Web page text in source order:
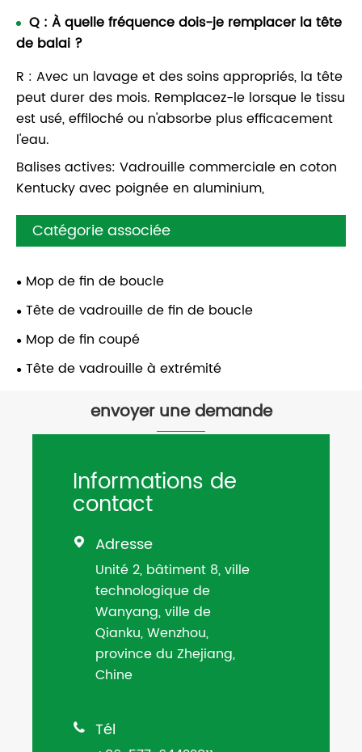
Q : À quelle fréquence dois-je remplacer la tête
de balai ?
R : Avec un lavage et des soins appropriés, la tête
peut durer des mois. Remplacez-le lorsque le tissu
est usé, effiloché ou n'absorbe plus efficacement
l'eau.
Balises actives: Vadrouille commerciale en coton
Kentucky avec poignée en aluminium,
Catégorie associée
Mop de fin de boucle
Tête de vadrouille de fin de boucle
Mop de fin coupé
Tête de vadrouille à extrémité
envoyer une demande
Informations de
contact
 Adresse
Unité 2, bâtiment 8, ville
technologique de
Wanyang, ville de
Qianku, Wenzhou,
province du Zhejiang,
Chine
 Tél